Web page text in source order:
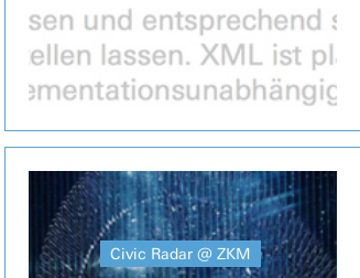
Civic Radar @ ZKM